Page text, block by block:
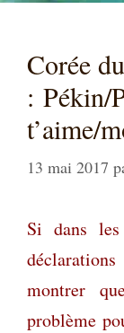
Corée
: Pékin/
t’aime/
13 mai 2017
Si dans
montrer
problème